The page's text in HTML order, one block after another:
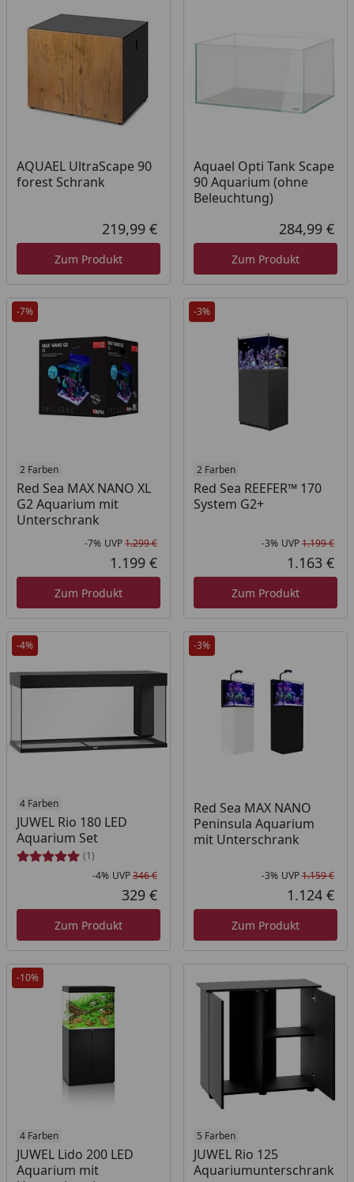
AQUAEL UltraScape 90
forest Schrank
Aktueller Preis
219,99 €
Zum Produkt
Aquael Opti Tank Scape
90 Aquarium (ohne
Beleuchtung)
284,99 €
Zum Produkt
-7%
2 Farben
Red Sea MAX NANO XL
G2 Aquarium mit
Unterschrank
Rabatt in Prozent
-7%
Ursprünglicher Preis
UVP1.299 €
Aktueller Preis
1.199 €
Zum Produkt
-3%
2 Farben
Red Sea REEFER™ 170
System G2+
-3% UVP1.199 €
1.163 €
Zum Produkt
-4%
4 Farben
JUWEL Rio 180 LED
Aquarium Set
(1)
Rabatt in Prozent
-4%
Ursprünglicher Preis
UVP346 €
Aktueller Preis
329 €
Zum Produkt
-3%
Red Sea MAX NANO
Peninsula Aquarium
mit Unterschrank
-3% UVP1.159 €
1.124 €
Zum Produkt
-10%
4 Farben
JUWEL Lido 200 LED
Aquarium mit
5 Farben
JUWEL Rio 125
Aquariumunterschrank